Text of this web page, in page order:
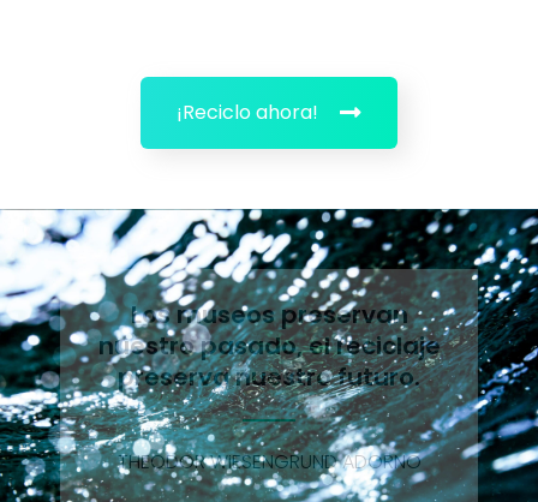
¡Reciclo ahora!
Los museos preservan
nuestro pasado, el reciclaje
preserva nuestro futuro.
THEODOR WIESENGRUND ADORNO